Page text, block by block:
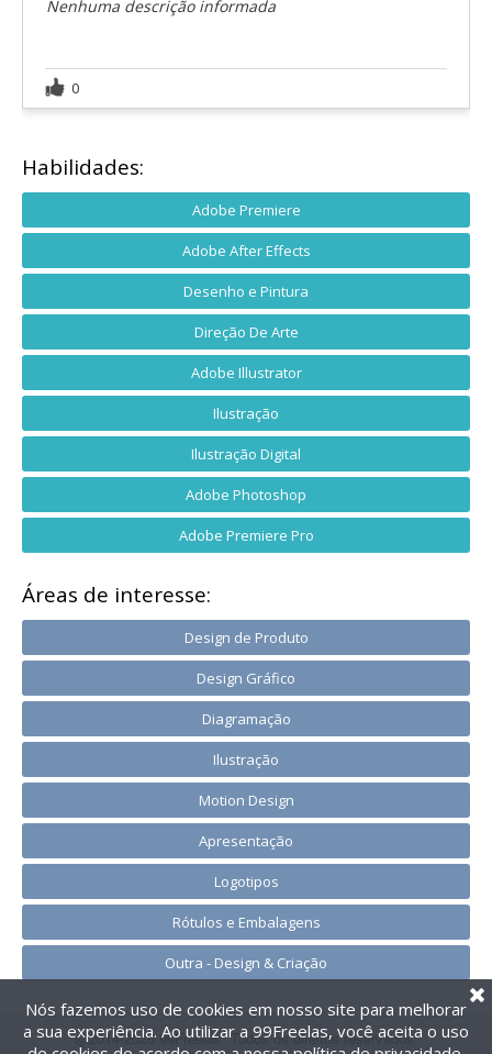
Nenhuma descrição informada
0
Habilidades:
Adobe Premiere
Adobe After Effects
Desenho e Pintura
Direção De Arte
Adobe Illustrator
Ilustração
Ilustração Digital
Adobe Photoshop
Adobe Premiere Pro
Áreas de interesse:
Design de Produto
Design Gráfico
Diagramação
Ilustração
Motion Design
Apresentação
Logotipos
Rótulos e Embalagens
Outra - Design & Criação
@2014-2026 99Freelas. Todos os direitos reservados.
Nós fazemos uso de cookies em nosso site para melhorar
a sua experiência. Ao utilizar a 99Freelas, você aceita o uso